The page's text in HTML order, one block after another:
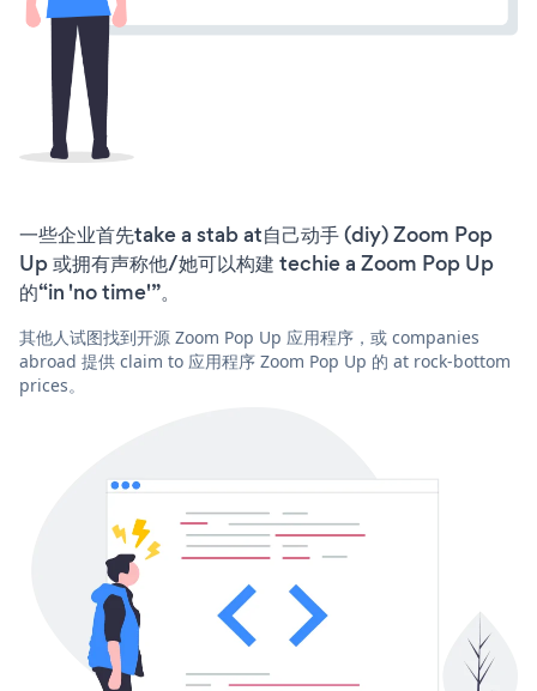
一些企业首先take a stab at自己动手 (diy) Zoom Pop
Up 或拥有声称他/她可以构建 techie a Zoom Pop Up
的“in 'no time'”。
其他人试图找到开源 Zoom Pop Up 应用程序，或 companies
abroad 提供 claim to 应用程序 Zoom Pop Up 的 at rock-bottom
prices。